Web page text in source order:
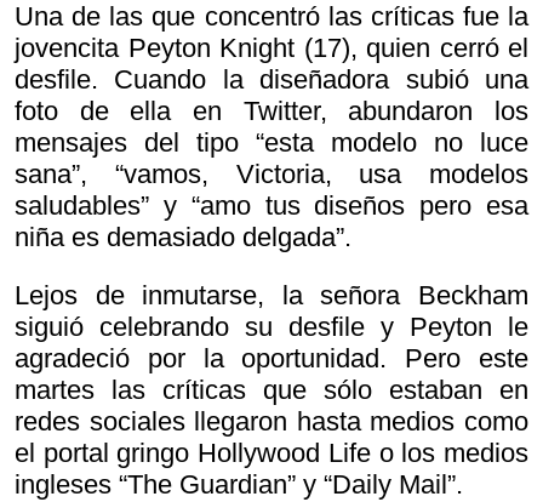
Una de las que concentró las críticas fue la
jovencita Peyton Knight (17), quien cerró el
desfile. Cuando la diseñadora subió una
foto de ella en Twitter, abundaron los
mensajes del tipo “esta modelo no luce
sana”, “vamos, Victoria, usa modelos
saludables” y “amo tus diseños pero esa
niña es demasiado delgada”.
Lejos de inmutarse, la señora Beckham
siguió celebrando su desfile y Peyton le
agradeció por la oportunidad. Pero este
martes las críticas que sólo estaban en
redes sociales llegaron hasta medios como
el portal gringo Hollywood Life o los medios
ingleses “The Guardian” y “Daily Mail”.